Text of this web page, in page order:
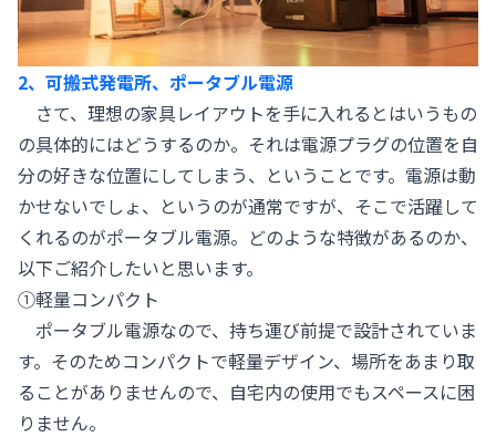
2、可搬式発電所、ポータブル電源
さて、理想の家具レイアウトを手に入れるとはいうもの
の具体的にはどうするのか。それは電源プラグの位置を自
分の好きな位置にしてしまう、ということです。電源は動
かせないでしょ、というのが通常ですが、そこで活躍して
くれるのがポータブル電源。どのような特徴があるのか、
以下ご紹介したいと思います。
①軽量コンパクト
ポータブル電源なので、持ち運び前提で設計されていま
す。そのためコンパクトで軽量デザイン、場所をあまり取
ることがありませんので、自宅内の使用でもスペースに困
りません。